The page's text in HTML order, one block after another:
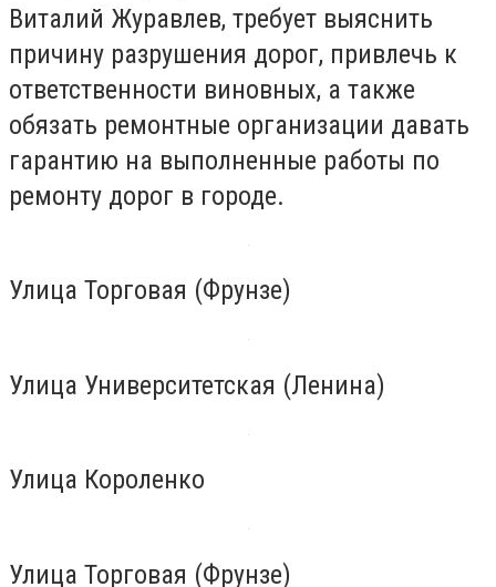
Виталий Журавлев, требует выяснить
причину разрушения дорог, привлечь к
ответственности виновных, а также
обязать ремонтные организации давать
гарантию на выполненные работы по
ремонту дорог в городе.
Улица Торговая (Фрунзе)
Улица Университетская (Ленина)
Улица Короленко
Улица Торговая (Фрунзе)